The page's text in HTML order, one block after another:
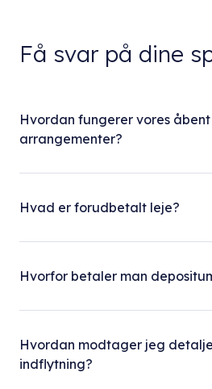
Få svar på dine
Hvordan fungerer vores åbent
arrangementer?
Hvad er forudbetalt leje?
Hvorfor betaler man
Hvordan modtager jeg
indflytning?